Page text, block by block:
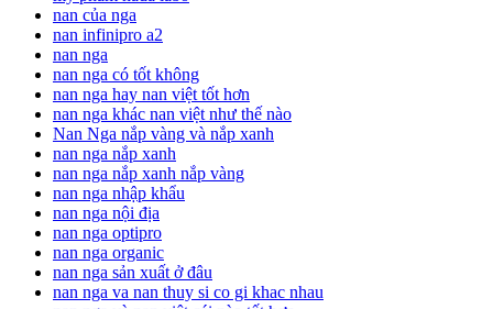
nan của nga
nan infinipro a2
nan nga
nan nga có tốt không
nan nga hay nan việt tốt hơn
nan nga khác nan việt như thế nào
Nan Nga nắp vàng và nắp xanh
nan nga nắp xanh
nan nga nắp xanh nắp vàng
nan nga nhập khẩu
nan nga nội địa
nan nga optipro
nan nga organic
nan nga sản xuất ở đâu
nan nga va nan thuy si co gi khac nhau